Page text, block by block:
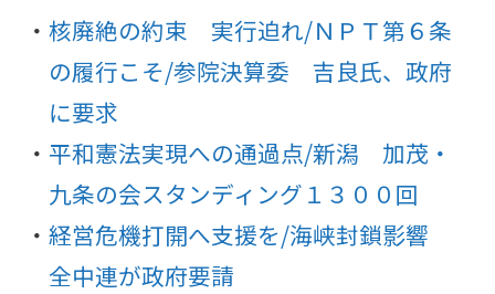
核廃絶の約束 実行迫れ/ＮＰＴ第６条
の履行こそ/参院決算委 吉良氏、政府
に要求
平和憲法実現への通過点/新潟 加茂・
九条の会スタンディング１３００回
経営危機打開へ支援を/海峡封鎖影響
全中連が政府要請